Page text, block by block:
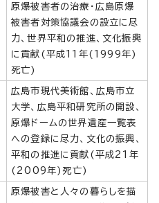
原爆被害者の治療・広島原爆
被害者対策協議会の設立に尽
力、世界平和の推進、文化振興
に貢献(平成11年(1999年)
死亡)
広島市現代美術館、広島市立
大学、広島平和研究所の開設、
原爆ドームの世界遺産一覧表
への登録に尽力、文化の振興、
平和の推進に貢献(平成21年
(2009年)死亡)
原爆被害と人々の暮らしを描